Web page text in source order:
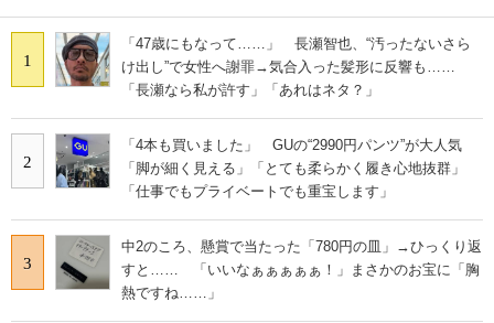
1
「47歳にもなって……」 長瀬智也、“汚ったないさら
け出し”で女性へ謝罪→気合入った髪形に反響も……
「長瀬なら私が許す」「あれはネタ？」
2
「4本も買いました」 GUの“2990円パンツ”が大人気
「脚が細く見える」「とても柔らかく履き心地抜群」
「仕事でもプライベートでも重宝します」
3
中2のころ、懸賞で当たった「780円の皿」→ひっくり返
すと…… 「いいなぁぁぁぁぁ！」まさかのお宝に「胸
熱ですね……」